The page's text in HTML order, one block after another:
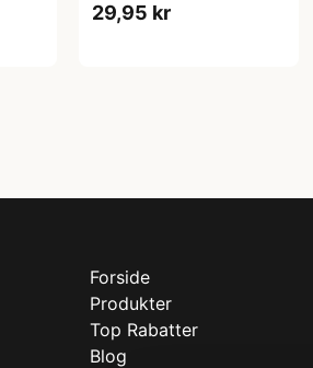
29,95 kr
Forside
Produkter
Top Rabatter
Blog